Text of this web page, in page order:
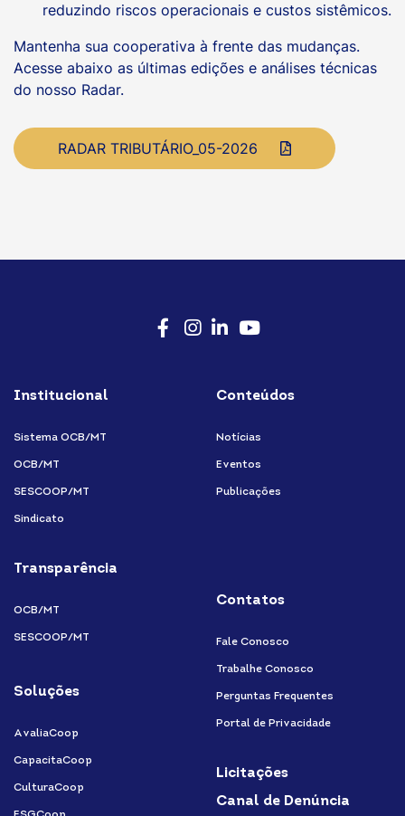
reduzindo riscos operacionais e custos sistêmicos.
Mantenha sua cooperativa à frente das mudanças.
Acesse abaixo as últimas edições e análises técnicas
do nosso Radar.
RADAR TRIBUTÁRIO_05-2026
Institucional
Sistema OCB/MT
OCB/MT
SESCOOP/MT
Sindicato
Transparência
OCB/MT
SESCOOP/MT
Soluções
AvaliaCoop
CapacitaCoop
CulturaCoop
Conteúdos
Notícias
Eventos
Publicações
Contatos
Fale Conosco
Trabalhe Conosco
Perguntas Frequentes
Portal de Privacidade
Licitações
Canal de Denúncia